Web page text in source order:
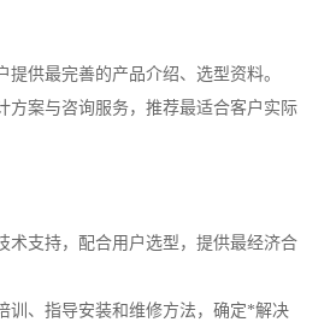
提供最完善的产品介绍、选型资料。
方案与咨询服务，推荐最适合客户实际
术支持，配合用户选型，提供最经济合
训、指导安装和维修方法，确定*解决